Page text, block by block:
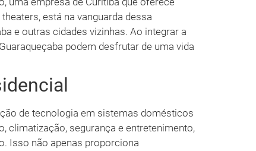
está na vanguarda dessa
e outras cidades vizinhas. Ao integrar a
podem desfrutar de uma vida
de tecnologia em sistemas domésticos
climatização, segurança e entretenimento,
Isso não apenas proporciona